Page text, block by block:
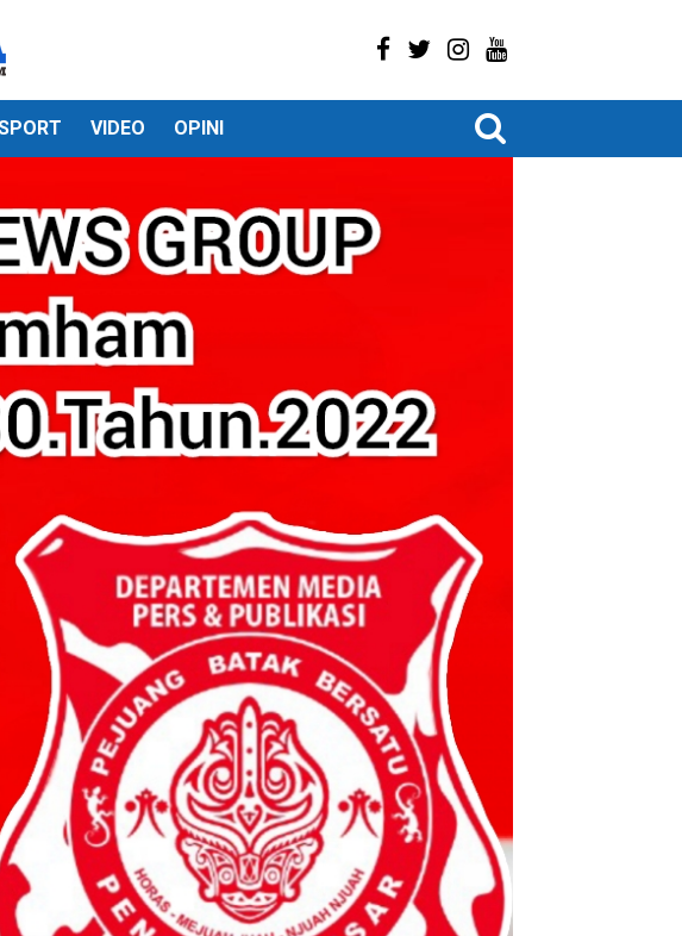
VIDEO OPINI